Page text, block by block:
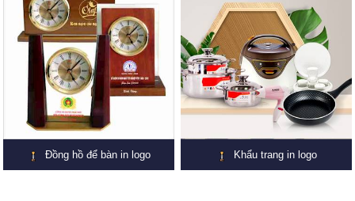
Đồng hồ để bàn in logo Khẩu trang in logo